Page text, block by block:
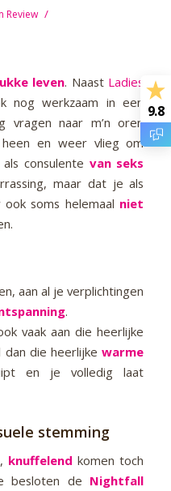
9.8
Review /
leven. Naast Ladies
nog werkzaam in een
naar m’n oren
en weer vlieg om
consulente van seks
maar dat je als
ook soms helemaal niet
aan al je verplichtingen
.
vaak aan die heerlijke
dan die heerlijkewarme
en je volledig laat
stemming
knuffelend komen toch
besloten de Nightfall